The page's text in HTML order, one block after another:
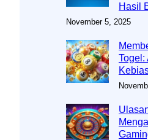
Hasil
November 5, 2025
Togel: